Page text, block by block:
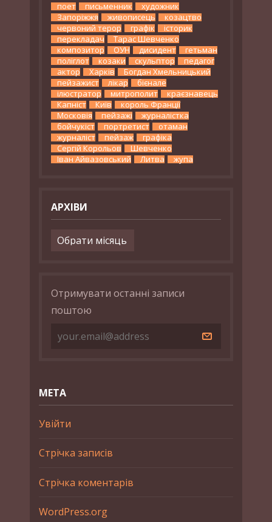
поет письменник
художник
Запоріжжя
живописець
козацтво
червоний терор
графік
історик
перекладач
Тарас Шевченко
композитор
ОУН дисидент
гетьман
поліглот
козаки скульптор
педагог
актор
Харків
Богдан Хмельницький
пейзажист
лікар
бієнале
ілюстратор
митрополит
краєзнавець
Капніст
Київ
король Франції
Московія
пейзажі
журналістка
бойчукіст
портретист
отаман
журналіст
пейзаж
графіка
Сергій Корольов
Шевченко
Іван Айвазовський
Литва жупа
АРХІВИ
Архіви
Отримувати останні записи
поштою
МЕТА
Увійти
Стрічка записів
Стрічка коментарів
WordPress.org